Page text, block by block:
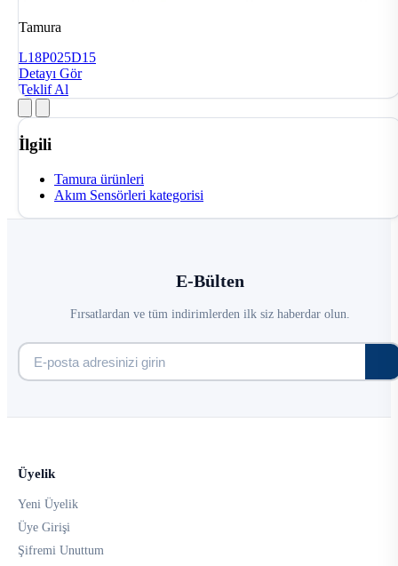
Tamura
L18P025D15
Detayı Gör
Teklif Al
İlgili
Tamura ürünleri
Akım Sensörleri kategorisi
E-Bülten
Fırsatlardan ve tüm indirimlerden ilk siz haberdar olun.
Üyelik
Yeni Üyelik
Üye Girişi
Şifremi Unuttum